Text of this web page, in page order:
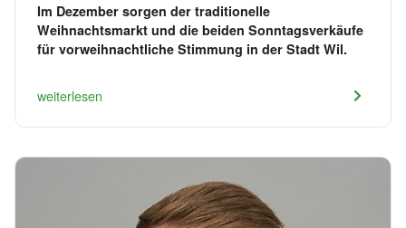
Im Dezember sorgen der traditionelle
Weihnachtsmarkt und die beiden Sonntagsverkäufe
für vorweihnachtliche Stimmung in der Stadt Wil.
weiterlesen